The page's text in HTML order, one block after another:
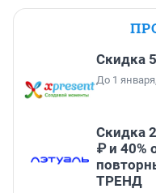
Скидка
До 1
Скидка
₽ и 40%
ТРЕНД